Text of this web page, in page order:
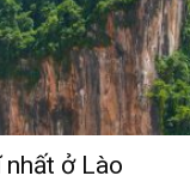
nhất ở Lào